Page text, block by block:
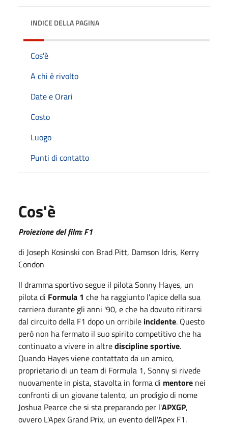
INDICE DELLA PAGINA
Cos'è
A chi è rivolto
Date e Orari
Costo
Luogo
Punti di contatto
Cos'è
Proiezione del film: F1
di Joseph Kosinski con Brad Pitt, Damson Idris, Kerry
Condon
Il dramma sportivo segue il pilota Sonny Hayes, un
pilota di Formula 1 che ha raggiunto l'apice della sua
carriera durante gli anni '90, e che ha dovuto ritirarsi
dal circuito della F1 dopo un orribile incidente. Questo
però non ha fermato il suo spirito competitivo che ha
continuato a vivere in altrediscipline sportive.
Quando Hayes viene contattato da un amico,
proprietario di un team di Formula 1, Sonny si rivede
nuovamente in pista, stavolta in forma di mentore nei
confronti di un giovane talento, un prodigio di nome
Joshua Pearce che si sta preparando per l'APXGP,
ovvero L'Apex Grand Prix, un evento dell'Apex F1.